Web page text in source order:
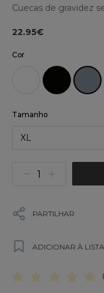
Cuecas de gravidez
22.95€
Cor
Tamanho
XL
PARTILHAR
ADICIONAR À